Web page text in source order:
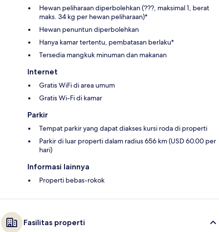
Hewan peliharaan diperbolehkan (???, maksimal 1, berat
maks. 34 kg per hewan peliharaan)*
Hewan penuntun diperbolehkan
Hanya kamar tertentu, pembatasan berlaku*
Tersedia mangkuk minuman dan makanan
Internet
Gratis WiFi di area umum
Gratis Wi-Fi di kamar
Parkir
Tempat parkir yang dapat diakses kursi roda di properti
Parkir di luar properti dalam radius 656 km (USD 60.00 per
hari)
Informasi lainnya
Properti bebas-rokok
Fasilitas properti